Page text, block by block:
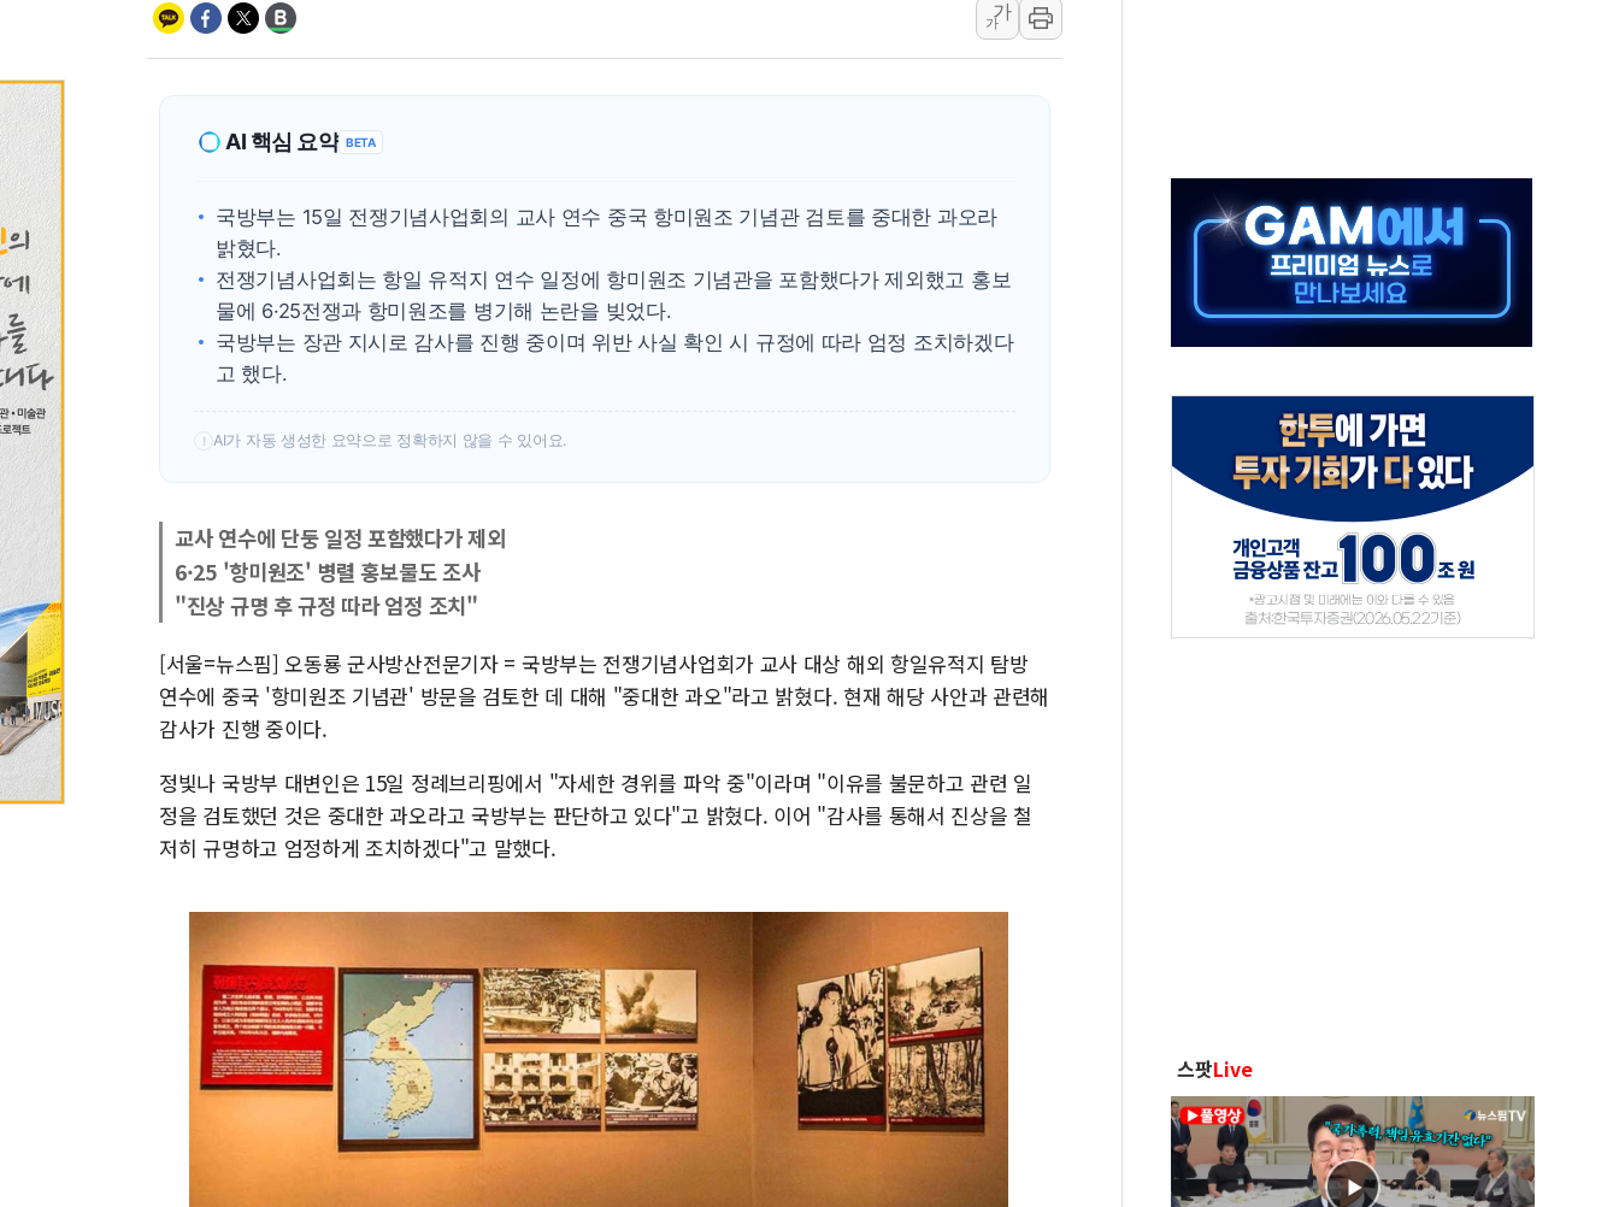
[AI MY 뉴스] 뉴욕 반도체주 프리뷰...美 고용 쇼크에 반도체주 '활짝'
뉴욕증시 프리뷰, 美 고용 쇼크에 금리 인상 우려 후퇴…나스닥 선물 1%대 상승
트럼프 "금리 내려야"…파월 때와 달리 워시엔 톤 낮춰
특정 정치인 측근 포항시 정책특보 내정설...포항시 '시끌'
李 "해남 태양광, 대한민국 다음 100년 밑거름…수도권 집중 완화 전환점"
가
가
AI 핵심 요약 BETA
국방부는 15일 전쟁기념사업회의 교사 연수 중국 항미원조 기념관 검토를 중대한 과오라
밝혔다.
전쟁기념사업회는 항일 유적지 연수 일정에 항미원조 기념관을 포함했다가 제외했고 홍보
물에 6·25전쟁과 항미원조를 병기해 논란을 빚었다.
국방부는 장관 지시로 감사를 진행 중이며 위반 사실 확인 시 규정에 따라 엄정 조치하겠다
고 했다.
! AI가 자동 생성한 요약으로 정확하지 않을 수 있어요.
교사 연수에 단둥 일정 포함했다가 제외
6·25 '항미원조' 병렬 홍보물도 조사
"진상 규명 후 규정 따라 엄정 조치"
[서울=뉴스핌] 오동룡 군사방산전문기자 = 국방부는 전쟁기념사업회가 교사 대상 해외 항일유적지 탐방
연수에 중국 '항미원조 기념관' 방문을 검토한 데 대해 "중대한 과오"라고 밝혔다. 현재 해당 사안과 관련해
감사가 진행 중이다.
정빛나 국방부 대변인은 15일 정례브리핑에서 "자세한 경위를 파악 중"이라며 "이유를 불문하고 관련 일
정을 검토했던 것은 중대한 과오라고 국방부는 판단하고 있다"고 밝혔다. 이어 "감사를 통해서 진상을 철
저히 규명하고 엄정하게 조치하겠다"고 말했다.
스팟Live